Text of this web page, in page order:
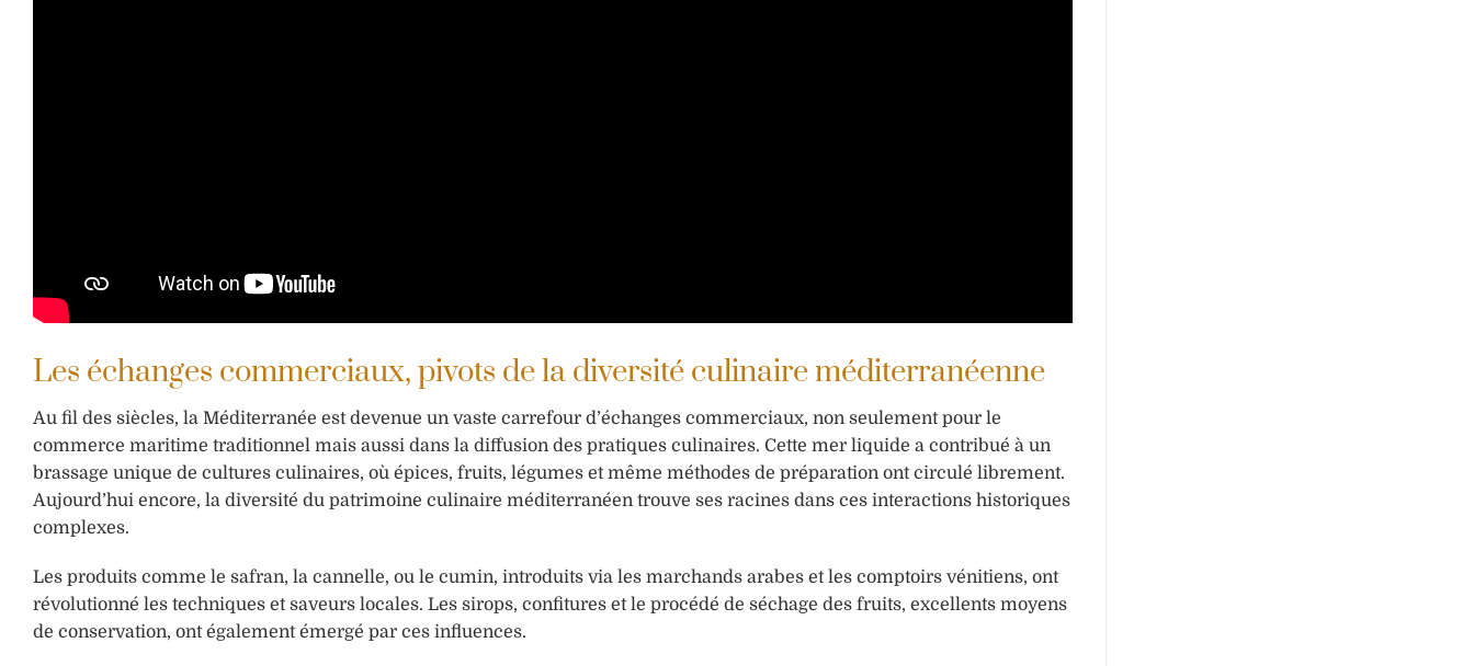
Les échanges commerciaux, pivots de la diversité culinaire méditerranéenne
Au fil des siècles, la Méditerranée est devenue un vaste carrefour d’échanges commerciaux, non seulement pour le
commerce maritime traditionnel mais aussi dans la diffusion des pratiques culinaires. Cette mer liquide a contribué à un
brassage unique de cultures culinaires, où épices, fruits, légumes et même méthodes de préparation ont circulé librement.
Aujourd’hui encore, la diversité du patrimoine culinaire méditerranéen trouve ses racines dans ces interactions historiques
complexes.
Les produits comme le safran, la cannelle, ou le cumin, introduits via les marchands arabes et les comptoirs vénitiens, ont
révolutionné les techniques et saveurs locales. Les sirops, confitures et le procédé de séchage des fruits, excellents moyens
de conservation, ont également émergé par ces influences.